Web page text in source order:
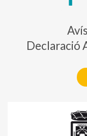
Declaració